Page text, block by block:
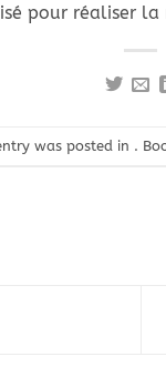
pour réaliser la
was posted in .